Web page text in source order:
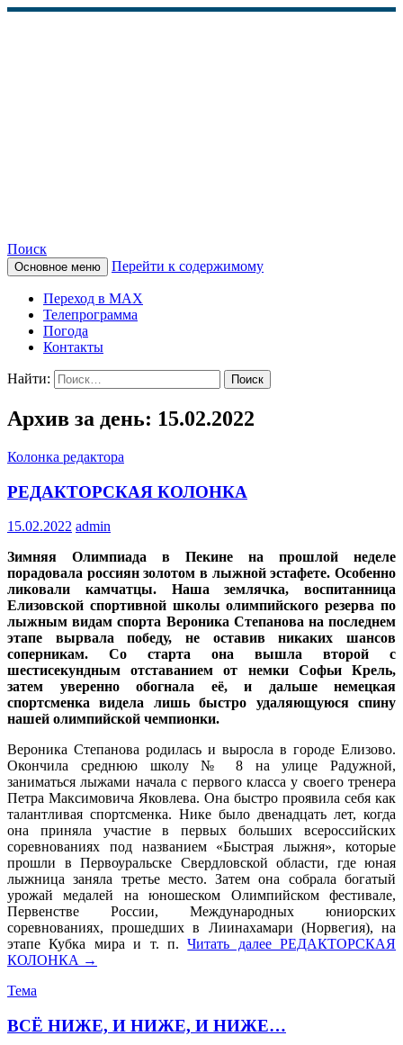
КАМЧАТСКОЕ
ИНФОРМАЦИОННОЕ
АГЕНТСТВО (КИА
«ВЕСТИ»)
Поиск
Основное меню Перейти к содержимому
Переход в MAX
Телепрограмма
Погода
Контакты
Найти:
Архив за день: 15.02.2022
Колонка редактора
РЕДАКТОРСКАЯ КОЛОНКА
15.02.2022 admin
Зимняя Олимпиада в Пекине на прошлой неделе
порадовала россиян золотом в лыжной эстафете. Особенно
ликовали камчатцы. Наша землячка, воспитанница
Елизовской спортивной школы олимпийского резерва по
лыжным видам спорта Вероника Степанова на последнем
этапе вырвала победу, не оставив никаких шансов
соперникам. Со старта она вышла второй с
шестисекундным отставанием от немки Софьи Крель,
затем уверенно обогнала её, и дальше немецкая
спортсменка видела лишь быстро удаляющуюся спину
нашей олимпийской чемпионки.
Вероника Степанова родилась и выросла в городе Елизово.
Окончила среднюю школу № 8 на улице Радужной,
заниматься лыжами начала с первого класса у своего тренера
Петра Максимовича Яковлева. Она быстро проявила себя как
талантливая спортсменка. Нике было двенадцать лет, когда
она приняла участие в первых больших всероссийских
соревнованиях под названием «Быстрая лыжня», которые
прошли в Первоуральске Свердловской области, где юная
лыжница заняла третье место. Затем она собрала богатый
урожай медалей на юношеском Олимпийском фестивале,
Первенстве России, Международных юниорских
соревнованиях, прошедших в Лиинахамари (Норвегия), на
этапе Кубка мира и т. п.Читать далее РЕДАКТОРСКАЯ
КОЛОНКА →
Тема
ВСЁ НИЖЕ, И НИЖЕ, И НИЖЕ…